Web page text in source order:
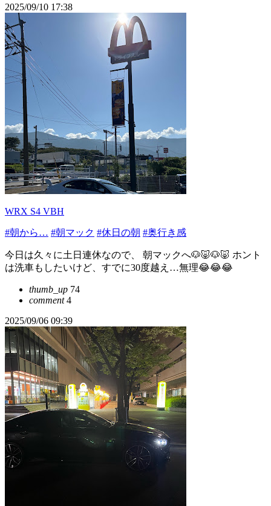
2025/09/10 17:38
WRX S4 VBH
#朝から… #朝マック #休日の朝 #奥行き感
今日は久々に土日連休なので、 朝マックへ🐶🐷🐶🐷 ホント
は洗車もしたいけど、すでに30度越え…無理😂😂😂
thumb_up 74
comment4
2025/09/06 09:39